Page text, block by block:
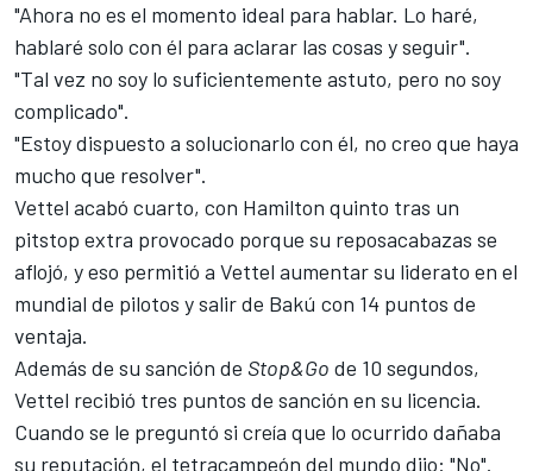
"Ahora no es el momento ideal para hablar. Lo haré,
hablaré solo con él para aclarar las cosas y seguir".
"Tal vez no soy lo suficientemente astuto, pero no soy
complicado".
"Estoy dispuesto a solucionarlo con él, no creo que haya
mucho que resolver".
Vettel acabó cuarto, con Hamilton quinto tras un
pitstop extra provocado porque su reposacabazas se
aflojó, y eso permitió a Vettel aumentar su liderato en el
mundial de pilotos ysalir de Bakú con 14 puntos de
ventaja.
Además de su sanción de Stop&Go de 10 segundos,
Vettel recibió tres puntos de sanción en su licencia.
Cuando se le preguntó si creía que lo ocurrido dañaba
su reputación, el tetracampeón del mundo dijo: "No".